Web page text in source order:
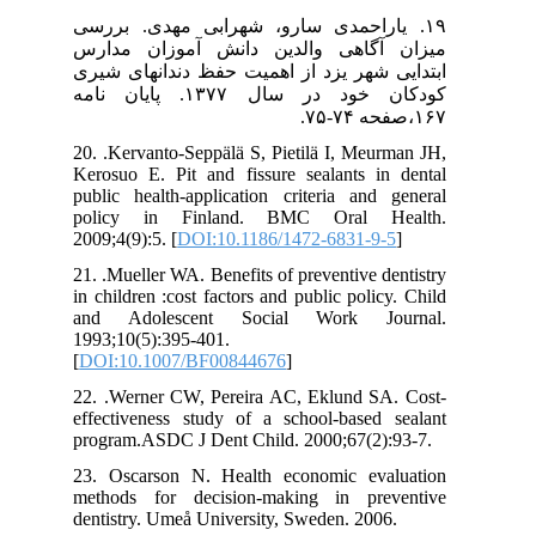
۱۹. یاراحمدی سارو، شهرابی مهدی. بررسی
میزان آگاهی والدین دانش آموزان مدارس
ابتدایی شهر یزد از اهمیت حفظ دندانهای شیری
کودکان خود در سال ۱۳۷۷. پایان نامه
۱۶۷،صفحه ۷۴-۷۵.
20. .Kervanto-Seppälä S, Pietilä I, Meurman JH,
Kerosuo E. Pit and fissure sealants in dental
public health-application criteria and general
policy in Finland. BMC Oral Health.
2009;4(9):5. [DOI:10.1186/1472-6831-9-5
21. .Mueller WA. Benefits of preventive dentistry
in children :cost factors and public policy. Child
and Adolescent Social Work Journal.
1993;10(5):395-401.
[DOI:10.1007/BF00844676
22. .Werner CW, Pereira AC, Eklund SA. Cost-
effectiveness study of a school-based sealant
program.ASDC J Dent Child. 2000;67(2):93-7.
23. Oscarson N. Health economic evaluation
methods for decision-making in preventive
dentistry. Umeå University, Sweden. 2006.